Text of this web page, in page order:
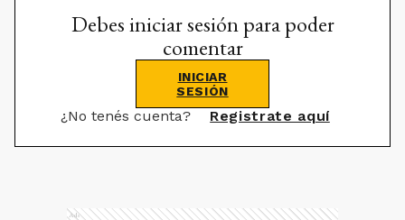
Debes iniciar sesión para poder
comentar
INICIAR
SESIÓN
¿No tenés cuenta? Registrate aquí
Ads